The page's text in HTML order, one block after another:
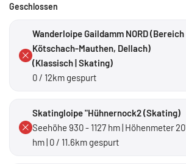
Geschlossen
Wanderloipe Gaildamm NORD (Bereich
Kötschach-Mauthen, Dellach)
(Klassisch | Skating)
0 / 12km gespurt
Skatingloipe "Hühnernock2 (Skating)
Seehöhe 930 - 1127 hm | Höhenmeter
hm | 0 / 11.6km gespurt